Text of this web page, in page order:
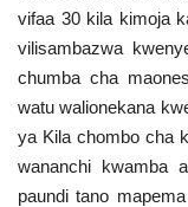
Wadhamini
Language
English Swahili
French Arabic
vifaa 30 kila kimoja
vilisambazwa
chumba cha
watu walionekana
ya Kila chombo cha
wananchi kwamba
paundi tano